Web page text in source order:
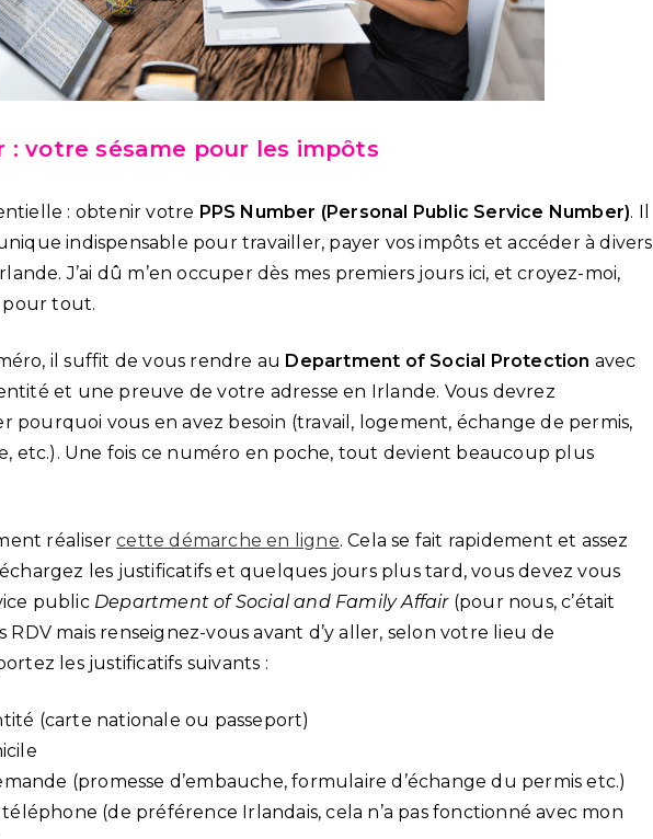
: votre sésame pour les impôts
: obtenir votre PPS Number (Personal Public Service Number). Il
indispensable pour travailler, payer vos impôts et accéder à divers
J’ai dû m’en occuper dès mes premiers jours ici, et croyez-moi,
pour tout.
il suffit de vous rendre au Department of Social Protection avec
et une preuve de votre adresse en Irlande. Vous devrez
pourquoi vous en avez besoin (travail, logement, échange de permis,
etc.). Une fois ce numéro en poche, tout devient beaucoup plus
réalisercette démarche en ligne. Cela se fait rapidement et assez
les justificatifs et quelques jours plus tard, vous devez vous
public Department of Social and Family Affair(pour nous, c’était
RDV mais renseignez-vous avant d’y aller, selon votre lieu de
les justificatifs suivants :
(carte nationale ou passeport)
(promesse d’embauche, formulaire d’échange du permis etc.)
(de préférence Irlandais, cela n’a pas fonctionné avec mon